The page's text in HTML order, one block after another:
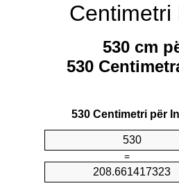
Centimetri
530 cm
530
530 Centimetri për
=